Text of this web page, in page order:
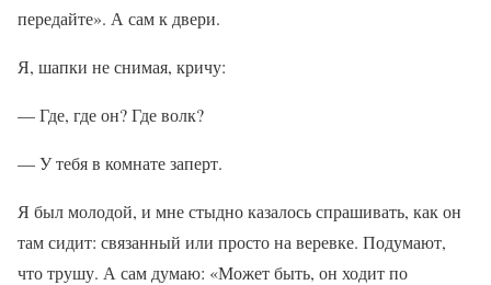
передайте». А сам к двери.
Я, шапки не снимая, кричу:
— Где, где он? Где волк?
— У тебя в комнате заперт.
Я был молодой, и мне стыдно казалось спрашивать, как он
там сидит: связанный или просто на веревке. Подумают,
что трушу. А сам думаю: «Может быть, он ходит по